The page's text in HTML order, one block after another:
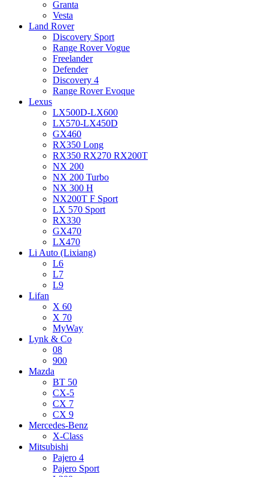
Granta
Vesta
Land Rover
Discovery Sport
Range Rover Vogue
Freelander
Defender
Discovery 4
Range Rover Evoque
Lexus
LX500D-LX600
LX570-LX450D
GX460
RX350 Long
RX350 RX270 RX200T
NX 200
NX 200 Turbo
NX 300 H
NX200T F Sport
LX 570 Sport
RX330
GX470
LX470
Li Auto (Lixiang)
L6
L7
L9
Lifan
X 60
X 70
MyWay
Lynk & Co
08
900
Mazda
BT 50
CX-5
CX 7
CX 9
Mercedes-Benz
X-Class
Mitsubishi
Pajero 4
Pajero Sport